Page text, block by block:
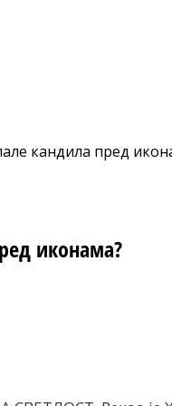
кандила пред
иконама?